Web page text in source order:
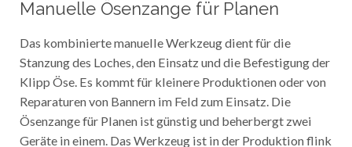
Manuelle Ösenzange für Planen
Das kombinierte manuelle Werkzeug dient für die
Stanzung des Loches, den Einsatz und die Befestigung der
Klipp Öse. Es kommt für kleinere Produktionen oder von
Reparaturen von Bannern im Feld zum Einsatz. Die
Ösenzange für Planen ist günstig und beherbergt zwei
Geräte in einem. Das Werkzeug ist in der Produktion flink